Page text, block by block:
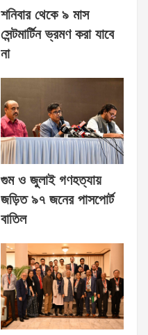
শনিবার থেকে ৯ মাস
সেন্টমার্টিন ভ্রমণ করা যাবে
না
গুম ও জুলাই গণহত্যায়
জড়িত ৯৭ জনের পাসপোর্ট
বাতিল